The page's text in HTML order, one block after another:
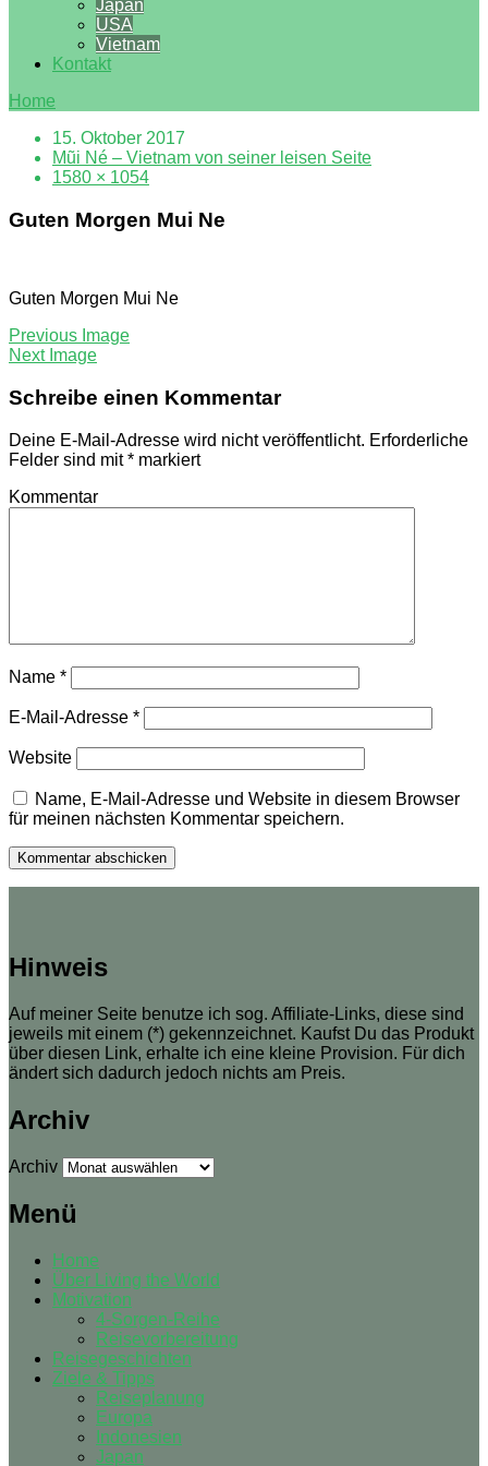
Japan
USA
Vietnam
Kontakt
Home
15. Oktober 2017
Mũi Né – Vietnam von seiner leisen Seite
1580 × 1054
Guten Morgen Mui Ne
Guten Morgen Mui Ne
Previous Image
Next Image
Schreibe einen Kommentar
Deine E-Mail-Adresse wird nicht veröffentlicht. Erforderliche
Felder sind mit* markiert
Kommentar
Name *
E-Mail-Adresse *
Website
Name, E-Mail-Adresse und Website in diesem Browser
für meinen nächsten Kommentar speichern.
Hinweis
Auf meiner Seite benutze ich sog. Affiliate-Links, diese sind
jeweils mit einem (*) gekennzeichnet. Kaufst Du das Produkt
über diesen Link, erhalte ich eine kleine Provision. Für dich
ändert sich dadurch jedoch nichts am Preis.
Archiv
Archiv
Menü
Home
Über Living the World
Motivation
4-Sorgen-Reihe
Reisevorbereitung
Reisegeschichten
Ziele & Tipps
Reiseplanung
Europa
Indonesien
Japan